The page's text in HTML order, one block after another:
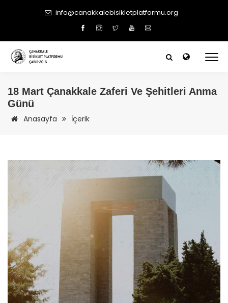
info@canakkalebisikletplatformu.org
18 Mart Çanakkale Zaferi Ve Şehitleri Anma
Günü
Anasayfa İçerik